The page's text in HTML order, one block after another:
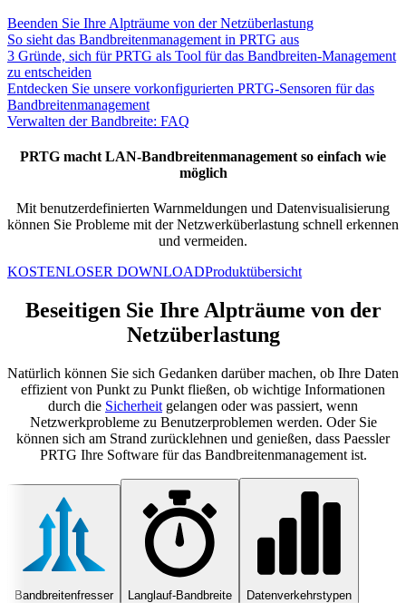
Beenden Sie Ihre Alpträume von der Netzüberlastung
So sieht das Bandbreitenmanagement in PRTG aus
3 Gründe, sich für PRTG als Tool für das Bandbreiten-Management
zu entscheiden
Entdecken Sie unsere vorkonfigurierten PRTG-Sensoren für das
Bandbreitenmanagement
Verwalten der Bandbreite: FAQ
PRTG macht LAN-Bandbreitenmanagement so einfach wie
möglich
Mit benutzerdefinierten Warnmeldungen und Datenvisualisierung
können Sie Probleme mit der Netzwerküberlastung schnell erkennen
und vermeiden.
KOSTENLOSER DOWNLOADProduktübersicht
Beseitigen Sie Ihre Alpträume von der
Netzüberlastung
Natürlich können Sie sich Gedanken darüber machen, ob Ihre Daten
effizient von Punkt zu Punkt fließen, ob wichtige Informationen
durch die Sicherheit gelangen oder was passiert, wenn
Netzwerkprobleme zu Benutzerproblemen werden. Oder Sie
können sich am Strand zurücklehnen und genießen, dass Paessler
PRTG Ihre Software für das Bandbreitenmanagement ist.
Bandbreitenfresser Langlauf-Bandbreite Datenverkehrstypen